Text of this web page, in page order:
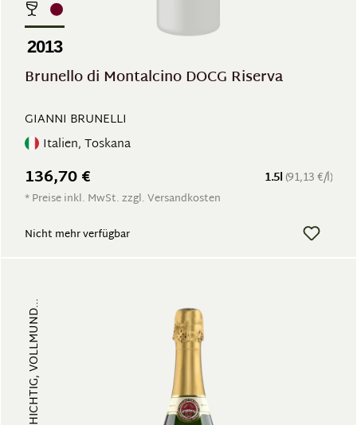
2013
Brunello di Montalcino DOCG Riserva
GIANNI BRUNELLI
Italien, Toskana
1.5l (91,13 €/l)
136,70 €
* Preise inkl. MwSt. zzgl. Versandkosten
Nicht mehr verfügbar